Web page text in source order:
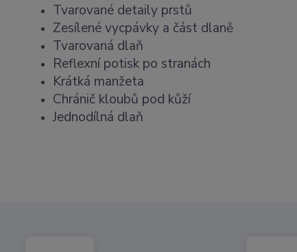
Tvarované detaily prstů
Zesílené vycpávky a část dlaně
Tvarovaná dlaň
Reflexní potisk po stranách
Krátká manžeta
Chránič kloubů pod kůží
Jednodílná dlaň